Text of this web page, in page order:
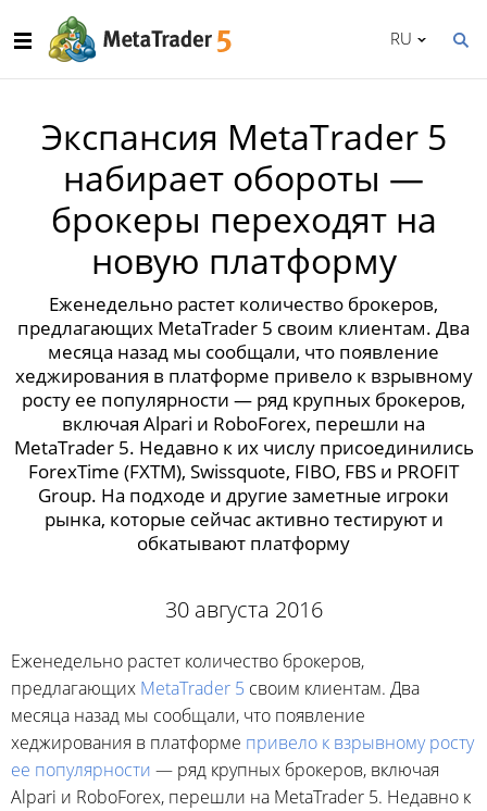
RU
Экспансия MetaTrader 5
набирает обороты —
брокеры переходят на
новую платформу
Еженедельно растет количество брокеров,
предлагающих MetaTrader 5 своим клиентам. Два
месяца назад мы сообщали, что появление
хеджирования в платформе привело к взрывному
росту ее популярности — ряд крупных брокеров,
включая Alpari и RoboForex, перешли на
MetaTrader 5. Недавно к их числу присоединились
ForexTime (FXTM), Swissquote, FIBO, FBS и PROFIT
Group. На подходе и другие заметные игроки
рынка, которые сейчас активно тестируют и
обкатывают платформу
30 августа 2016
Еженедельно растет количество брокеров,
предлагающих MetaTrader 5 своим клиентам. Два
месяца назад мы сообщали, что появление
хеджирования в платформе привело к взрывному росту
ее популярности — ряд крупных брокеров, включая
Alpari и RoboForex, перешли на MetaTrader 5. Недавно к